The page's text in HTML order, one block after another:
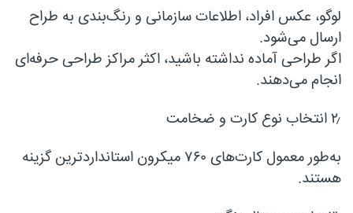
لوگو، عکس افراد، اطلاعات سازمانی و رنگ‌بندی به طراح
ارسال می‌شود.
اگر طراحی آماده نداشته باشید، اکثر مراکز طراحی حرفه‌ای
انجام می‌دهند.
۲٫ انتخاب نوع کارت و ضخامت
به‌طور معمول کارت‌های ۷۶۰ میکرون استانداردترین گزینه
هستند.